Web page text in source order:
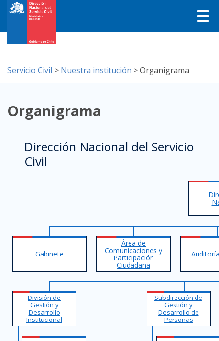
Servicio Civil > Nuestra institución >Organigrama
Organigrama
Dirección Nacional del Servicio
Civil
Gabinete
Área de
Comunicaciones y
Participación
Ciudadana
División de
Gestión y
Desarrollo
Institucional
Subdirección de
Gestión y
Desarrollo de
Personas